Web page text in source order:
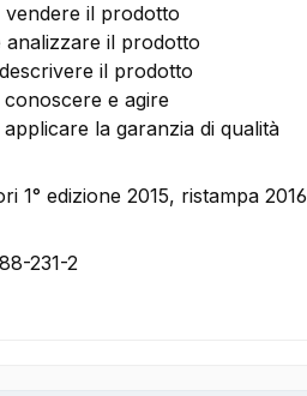
vendere il prodotto
il prodotto
il prodotto
conoscere e agire
la garanzia di qualità
1° edizione 2015, ristampa 2016
231-2